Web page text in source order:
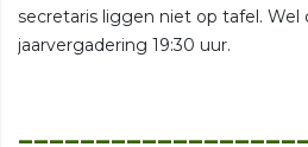
secretaris liggen niet op tafel. Wel
jaarvergadering 19:30 uur.